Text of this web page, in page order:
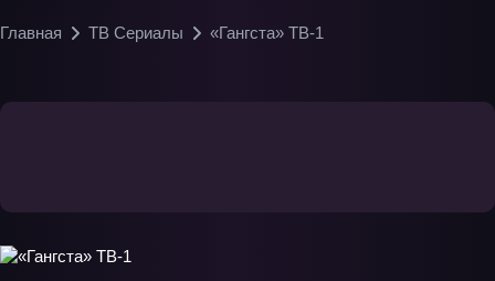
Главная ТВ Сериалы «Гангста» ТВ-1